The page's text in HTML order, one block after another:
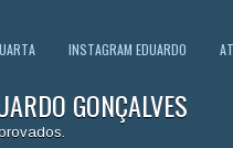
INSTAGRAM EDUARDO
GONÇALVES